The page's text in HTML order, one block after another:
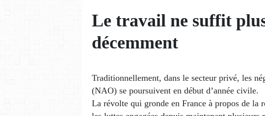
Le travail ne suffit
décemment
Traditionnellement, dans le secteur privé, les
(NAO) se poursuivent en début d’année civile.
La révolte qui gronde en France à propos de la